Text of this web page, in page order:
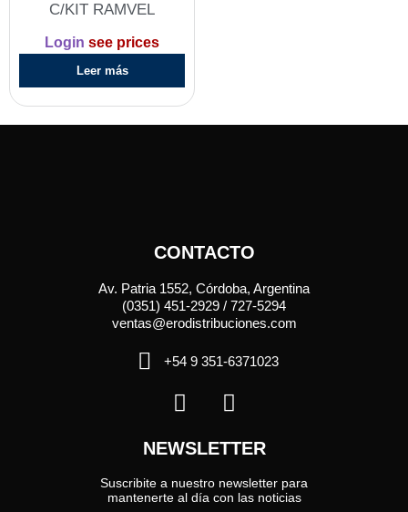
C/KIT RAMVEL
Login see prices
Leer más
CONTACTO
Av. Patria 1552, Córdoba, Argentina
(0351) 451-2929 / 727-5294
ventas@erodistribuciones.com
+54 9 351-6371023
NEWSLETTER
Suscribite a nuestro newsletter para
mantenerte al día con las noticias